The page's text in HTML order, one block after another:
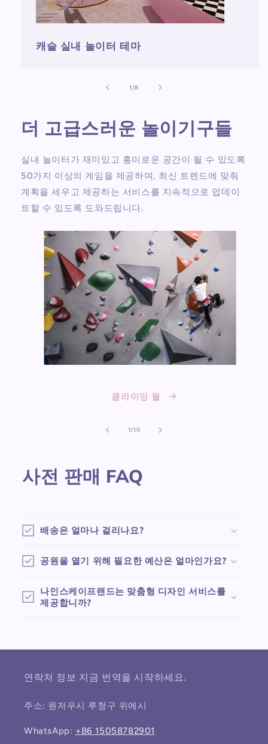
캐슬 실내 놀이터 테마
1/의
8
더 고급스러운 놀이기구들
실내 놀이터가 재미있고 흥미로운 공간이 될 수 있도록
50가지 이상의 게임을 제공하며, 최신 트렌드에 맞춰
계획을 세우고 제공하는 서비스를 지속적으로 업데이
트할 수 있도록 도와드립니다.
클라이밍 월
1/의
10
사전 판매 FAQ
배송은 얼마나 걸리나요?
공원을 열기 위해 필요한 예산은 얼마인가요?
나인스케이프랜드는 맞춤형 디자인 서비스를
제공합니까?
연락처 정보 지금 번역을 시작하세요.
주소: 원저우시 루청구 위에시
WhatsApp: +86 15058782901